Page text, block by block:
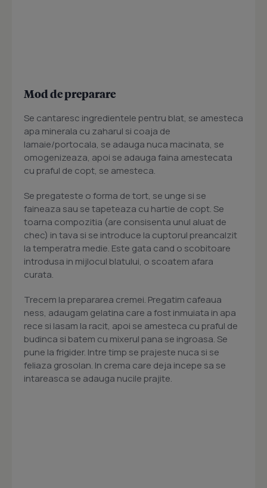
Mod de preparare
Se cantaresc ingredientele pentru blat, se amesteca
apa minerala cu zaharul si coaja de
lamaie/portocala, se adauga nuca macinata, se
omogenizeaza, apoi se adauga faina amestecata
cu praful de copt, se amesteca.
Se pregateste o forma de tort, se unge si se
faineaza sau se tapeteaza cu hartie de copt. Se
toarna compozitia (are consisenta unul aluat de
chec) in tava si se introduce la cuptorul preancalzit
la temperatra medie. Este gata cand o scobitoare
introdusa in mijlocul blatului, o scoatem afara
curata.
Trecem la prepararea cremei. Pregatim cafeaua
ness, adaugam gelatina care a fost inmuiata in apa
rece si lasam la racit, apoi se amesteca cu praful de
budinca si batem cu mixerul pana se ingroasa. Se
pune la frigider. Intre timp se prajeste nuca si se
feliaza grosolan. In crema care deja incepe sa se
intareasca se adauga nucile prajite.